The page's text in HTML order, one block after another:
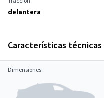
delantera
Características técnicas
Dimensiones